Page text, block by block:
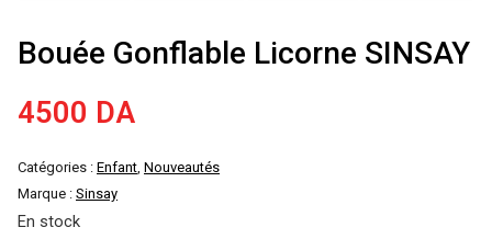
Bouée Gonflable Licorne SINSAY
4500 DA
Catégories : Enfant, Nouveautés
Marque : Sinsay
En stock